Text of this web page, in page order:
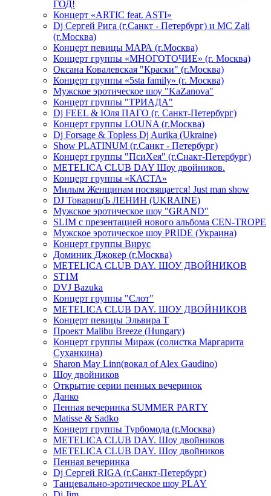
ГОД!
Концерт «ARTIC feat. ASTI»
Dj Сергей Рига (г.Санкт - Петербург) и MC Zali
(г.Москва)
Концерт певицы МАРА (г.Москва)
Концерт группы «МНОГОТОЧИЕ» (г. Москва)
Оксана Ковалевская "Краски" (г.Москва)
Концерт группы «5sta family» (г. Москва)
Мужское эротическое шоу "KaZanova"
Концерт группы "ТРИАДА"
Dj FEEL & Юля ПАГО (г. Санкт-Петербург)
Концерт группы LOUNA (г.Москва)
Dj Forsage & Topless Dj Aurika (Ukraine)
Show PLATINUM (г.Санкт - Петербург)
Концерт группы "ПсиХея" (г.Снакт-Петербург)
METELICA CLUB DAY Шоу двойников.
Концерт группы «КАСТА»
Милым Женщинам посвящается! Just man show
DJ ТоварищЪ ЛЕНИН (UKRAINE)
Мужское эротическое шоу "GRAND"
SLIM с презентацией нового альбома CEN-TROPE
Мужское эротическое шоу PRIDE (Украина)
Концерт группы Вирус
Доминик Джокер (г.Москва)
METELICA CLUB DAY. ШОУ ДВОЙНИКОВ
ST1M
DVJ Bazuka
Концерт группы "Слот"
METELICA CLUB DAY. ШОУ ДВОЙНИКОВ
Концерт певицы Эльвира Т
Проект Malibu Breeze (Hungary)
Концерт группы Мираж (солистка Маргарита
Суханкина)
Sharon May Linn(вокал of Alex Gaudino)
Шоу двойников
Открытие серии пенных вечеринок
Данко
Пенная вечеринка SUMMER PARTY
Matisse & Sadko
Концерт группы Турбомода (г.Москва)
METELICA CLUB DAY. Шоу двойников
METELICA CLUB DAY. Шоу двойников
Пенная вечеринка
Dj Сергей RIGA (г.Санкт-Петербург)
Танцевально-эротическое шоу PLAY